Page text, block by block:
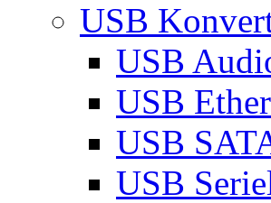
USB
USB
USB
USB
USB